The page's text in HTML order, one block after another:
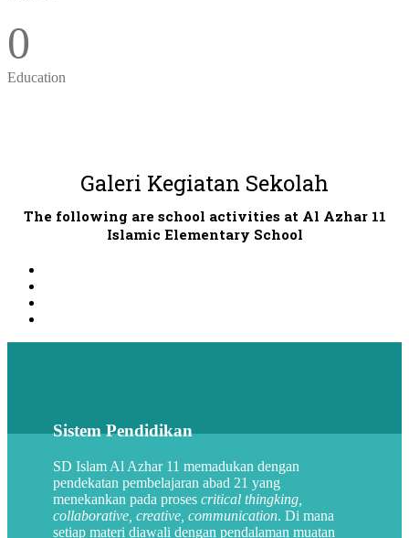
0
Education
Galeri Kegiatan Sekolah
The following are school activities at Al Azhar 11
Islamic Elementary School
Sistem Pendidikan
SD Islam Al Azhar 11 memadukan dengan
pendekatan pembelajaran abad 21 yang
menekankan pada proses critical thingking,
collaborative, creative, communication. Di mana
setiap materi diawali dengan pendalaman muatan